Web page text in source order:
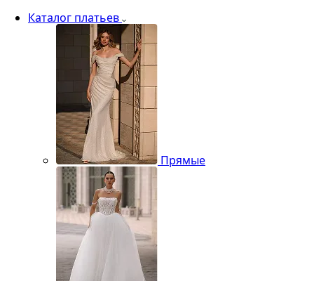
Каталог платьев
Прямые